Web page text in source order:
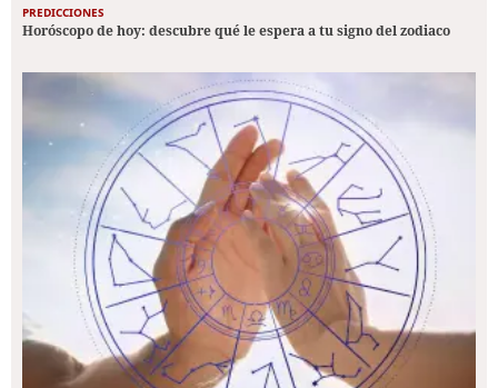
PREDICCIONES
Horóscopo de hoy: descubre qué le espera a tu signo del zodiaco